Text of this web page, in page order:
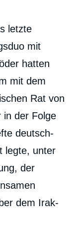
letzte
mit
hatten
mit dem
Rat von
in der Folge
deutsch-
legte, unter
der
dem Irak-